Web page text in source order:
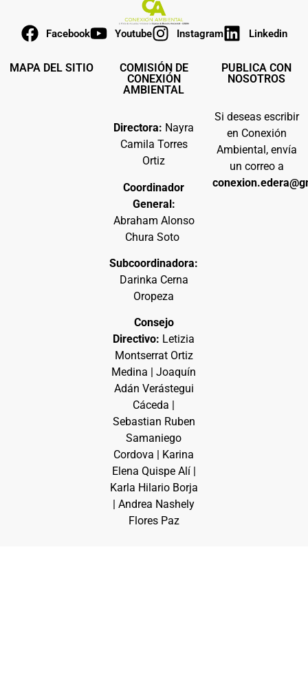
Facebook Youtube Instagram Linkedin
MAPA DEL SITIO
COMISIÓN DE
CONEXIÓN
AMBIENTAL
Directora: Nayra
Camila Torres
Ortiz
Coordinador
General:
Abraham Alonso
Chura Soto
Subcoordinadora:
Darinka Cerna
Oropeza
Consejo
Directivo: Letizia
Montserrat Ortiz
Medina | Joaquín
Adán Verástegui
Cáceda |
Sebastian Ruben
Samaniego
Cordova | Karina
Elena Quispe Alí |
Karla Hilario Borja
| Andrea Nashely
Flores Paz
PUBLICA CON
NOSOTROS
Si deseas escribir
en Conexión
Ambiental, envía
un correo a